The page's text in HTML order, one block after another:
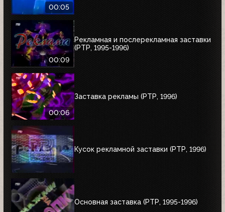
00:05
00:09
Рекламная и послерекламная заставки
(РТР, 1995-1996)
00:06
Заставка рекламы (РТР, 1996)
Кусок рекламной заставки (РТР, 1996)
Основная заставка (РТР, 1995-1996)